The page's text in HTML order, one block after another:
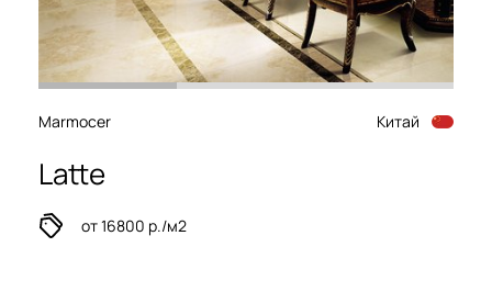
Marmocer Китай
Latte
от 16800 р./м2